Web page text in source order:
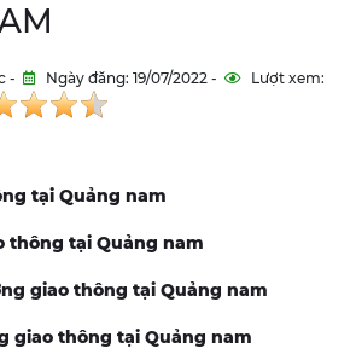
- Ngày đăng: 19/07/2022 -
Lượt xem:
tại Quảng nam
thông tại Quảng nam
giao thông tại Quảng nam
giao thông tại Quảng nam